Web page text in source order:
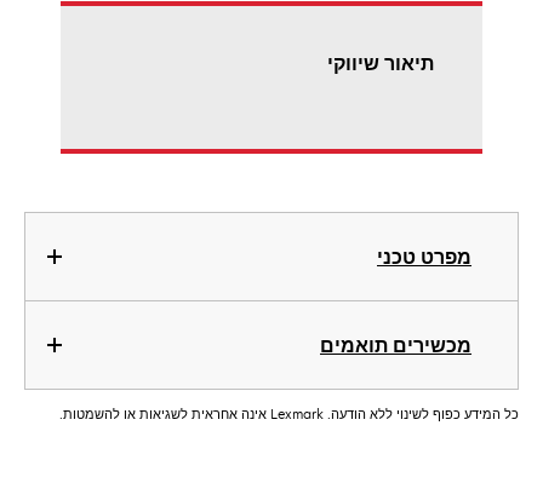
מפרט טכני
מכשירים תואמים
תיאור שיווקי
כל המידע כפוף לשינוי ללא הודעה. Lexmark אינה אחראית לשגיאות או להשמטות.